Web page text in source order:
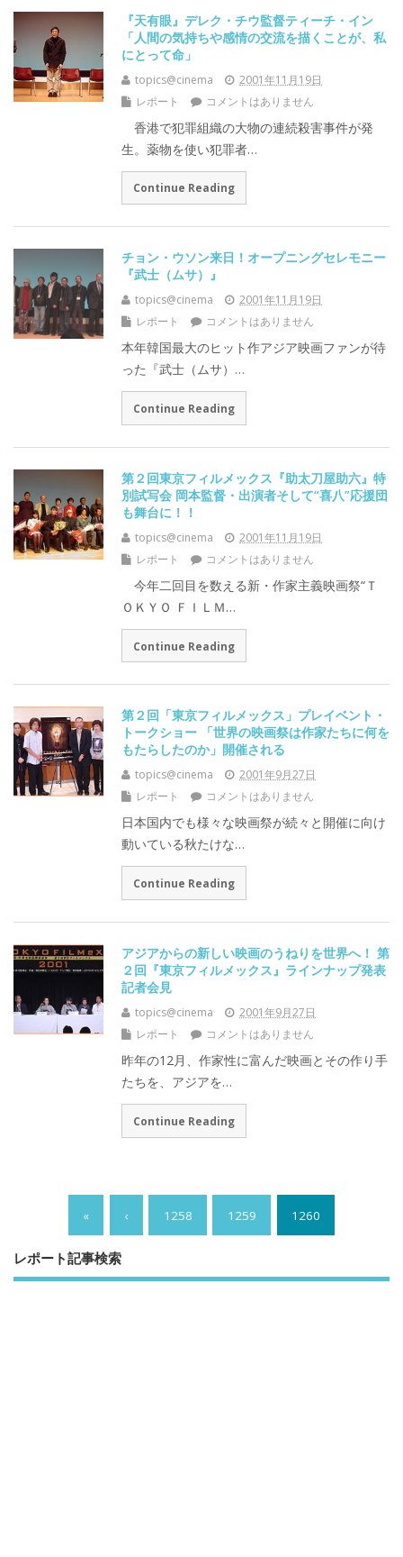
『天有眼』デレク・チウ監督ティーチ・イン
「人間の気持ちや感情の交流を描くことが、私
にとって命」
topics@cinema
2001年11月19日
レポート
コメントはありません
香港で犯罪組織の大物の連続殺害事件が発
生。薬物を使い犯罪者…
Continue Reading
チョン・ウソン来日！オープニングセレモニー
『武士（ムサ）』
topics@cinema
2001年11月19日
レポート
コメントはありません
本年韓国最大のヒット作アジア映画ファンが待
った『武士（ムサ）…
Continue Reading
第２回東京フィルメックス『助太刀屋助六』特
別試写会 岡本監督・出演者そして“喜八”応援団
も舞台に！！
topics@cinema
2001年11月19日
レポート
コメントはありません
今年二回目を数える新・作家主義映画祭“Ｔ
ＯＫＹＯ ＦＩＬＭ…
Continue Reading
第２回「東京フィルメックス」プレイベント・
トークショー 「世界の映画祭は作家たちに何を
もたらしたのか」開催される
topics@cinema
2001年9月27日
レポート
コメントはありません
日本国内でも様々な映画祭が続々と開催に向け
動いている秋たけな…
Continue Reading
アジアからの新しい映画のうねりを世界へ！ 第
２回『東京フィルメックス』ラインナップ発表
記者会見
topics@cinema
2001年9月27日
レポート
コメントはありません
昨年の12月、作家性に富んだ映画とその作り手
たちを、アジアを…
Continue Reading
« ‹ 1258 1259 1260
レポート記事検索